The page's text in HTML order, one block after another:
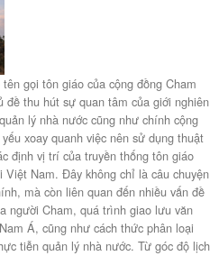
gọi tôn giáo của cộng đồng Cham
thu hút sự quan tâm của giới nghiên
lý nhà nước cũng như chính cộng
xoay quanh việc nên sử dụng thuật
định vị trí của truyền thống tôn giáo
Việt Nam. Đây không chỉ là câu chuyện
mà còn liên quan đến nhiều vấn đề
người Cham, quá trình giao lưu văn
Á, cũng như cách thức phân loại
tiễn quản lý nhà nước. Từ góc độ lịch